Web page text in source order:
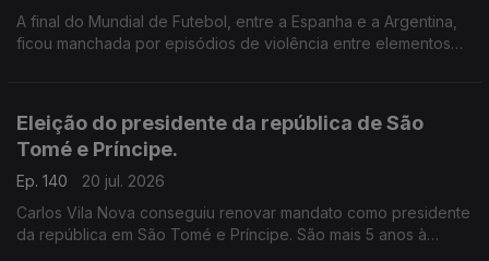
A final do Mundial de Futebol, entre a Espanha e a Argentina,
ficou manchada por episódios de violência entre elementos
Eleição do presidente da república de São
Tomé e Príncipe.
Ep. 140
20 jul. 2026
Carlos Vila Nova conseguiu renovar mandato como presidente
da república em São Tomé e Príncipe. São mais 5 anos à